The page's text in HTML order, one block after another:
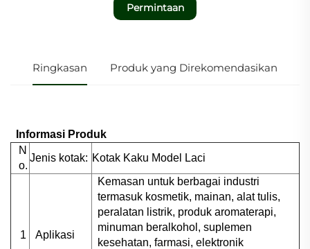
Permintaan
Ringkasan Produk yang Direkomendasikan
Informasi Produk
N
o.
Jenis kotak: Kotak Kaku Model Laci
1 Aplikasi
Kemasan untuk berbagai industri
termasuk kosmetik, mainan, alat tulis,
peralatan listrik, produk aromaterapi,
minuman beralkohol, suplemen
kesehatan, farmasi, elektronik